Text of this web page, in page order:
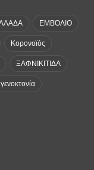
ΕΜΒΌΛΙΟ
Κορονοϊός
ΞΑΦΝΙΚΙΤΙΔΑ
γενοκτονία